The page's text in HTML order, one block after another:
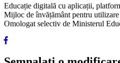
Educație digitală cu aplicații,
Mijloc de învățământ pentru
Omologat selectiv de Ministerul